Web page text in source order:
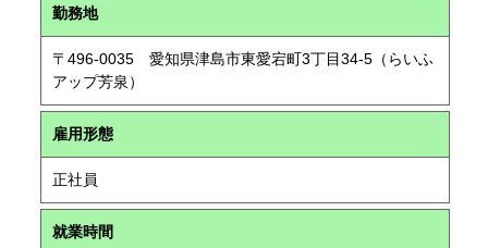
勤務地
〒496-0035 愛知県津島市東愛宕町3丁目34-5（らいふ
アップ芳泉）
雇用形態
正社員
就業時間